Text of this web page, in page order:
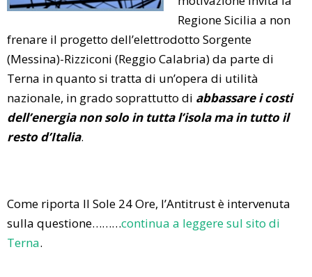
Regione Sicilia a non
frenare il progetto dell’elettrodotto Sorgente
(Messina)-Rizziconi (Reggio Calabria) da parte di
Terna in quanto si tratta di un’opera di utilità
nazionale, in grado soprattutto di abbassare i costi
dell’energia non solo in tutta l’isola ma in tutto il
resto d’Italia.
Come riporta Il Sole 24 Ore, l’Antitrust è intervenuta
sulla questione………continua a leggere sul sito di
Terna.